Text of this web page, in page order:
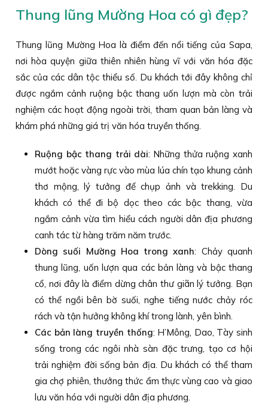
Thung lũng Mường Hoa có gì đẹp?
Thung lũng Mường Hoa là điểm đến nổi tiếng của Sapa,
nơi hòa quyện giữa thiên nhiên hùng vĩ với văn hóa đặc
sắc của các dân tộc thiểu số. Du khách tới đây không chỉ
được ngắm cảnh ruộng bậc thang uốn lượn mà còn trải
nghiệm các hoạt động ngoài trời, tham quan bản làng và
khám phá những giá trị văn hóa truyền thống.
Ruộng bậc thang trải dài: Những thửa ruộng xanh
mướt hoặc vàng rực vào mùa lúa chín tạo khung cảnh
thơ mộng, lý tưởng để chụp ảnh và trekking. Du
khách có thể đi bộ dọc theo các bậc thang, vừa
ngắm cảnh vừa tìm hiểu cách người dân địa phương
canh tác từ hàng trăm năm trước.
Dòng suối Mường Hoa trong xanh: Chảy quanh
thung lũng, uốn lượn qua các bản làng và bậc thang
cổ, nơi đây là điểm dừng chân thư giãn lý tưởng. Bạn
có thể ngồi bên bờ suối, nghe tiếng nước chảy róc
rách và tận hưởng không khí trong lành, yên bình.
Các bản làng truyền thống: H’Mông, Dao, Tày sinh
sống trong các ngôi nhà sàn đặc trưng, tạo cơ hội
trải nghiệm đời sống bản địa. Du khách có thể tham
gia chợ phiên, thưởng thức ẩm thực vùng cao và giao
lưu văn hóa với người dân địa phương.